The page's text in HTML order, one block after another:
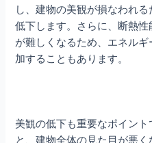
し、建物の美観が損なわれ
低下します。さらに、断熱
が難しくなるため、エネル
加することもあります。
美観の低下も重要なポイン
と、建物全体の見た目が悪